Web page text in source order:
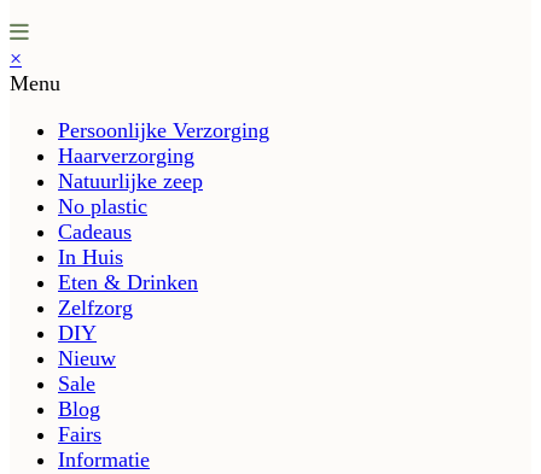
×
Menu
Persoonlijke Verzorging
Haarverzorging
Natuurlijke zeep
No plastic
Cadeaus
In Huis
Eten & Drinken
Zelfzorg
DIY
Nieuw
Sale
Blog
Fairs
Informatie